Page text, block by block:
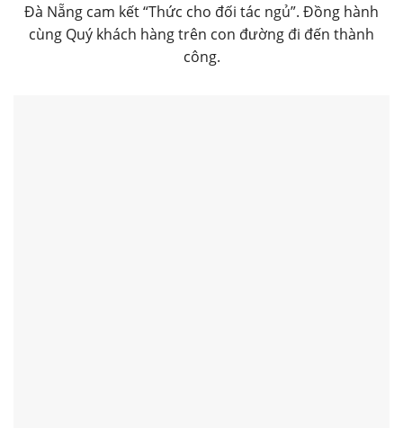
Đà Nẵng cam kết “Thức cho đối tác ngủ”. Đồng hành
cùng Quý khách hàng trên con đường đi đến thành
công.